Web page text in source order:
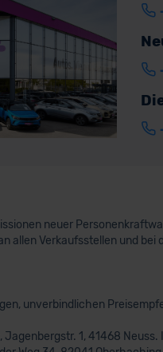
neuer
allen Verkaufsstellen und bei
unverbindlichen
Jagenbergstr. 1, 41468